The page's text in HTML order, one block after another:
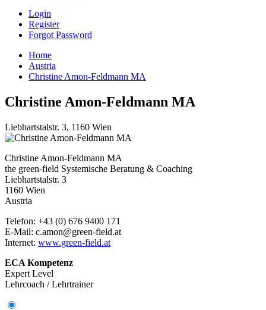
Login
Register
Forgot Password
Home
Austria
Christine Amon-Feldmann MA
Christine Amon-Feldmann MA
Liebhartstalstr. 3, 1160 Wien
Christine Amon-Feldmann MA
the green-field Systemische Beratung & Coaching
Liebhartstalstr. 3
1160 Wien
Austria
Telefon: +43 (0) 676 9400 171
E-Mail: c.amon@green-field.at
Internet: www.green-field.at
ECA Kompetenz
Expert Level
Lehrcoach / Lehrtrainer